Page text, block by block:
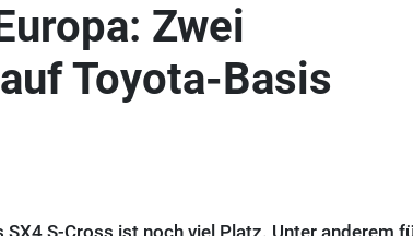
Zwei
Toyota-Basis
S-Cross ist noch viel Platz. Unter anderem